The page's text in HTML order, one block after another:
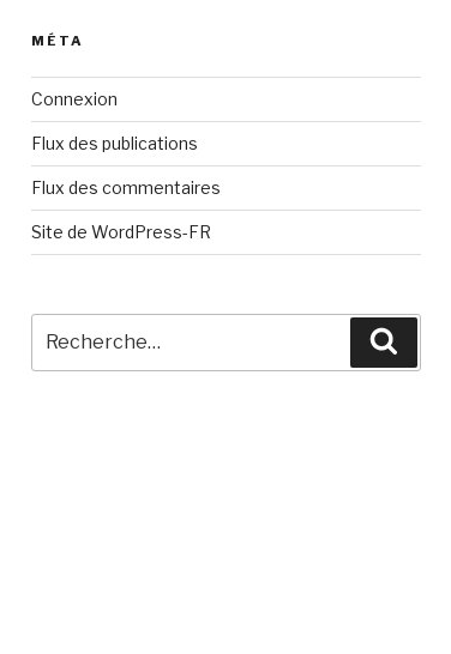
MÉTA
Connexion
Flux des publications
Flux des commentaires
Site de WordPress-FR
pour
: